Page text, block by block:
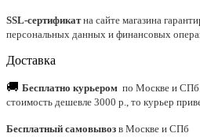
SSL-сертификатна сайте магазина
персональных данных и финансовых
Доставка
🚚 Бесплатно курьером по Москве и СПб
стоимость дешевле 3000 р., то курьер
Бесплатный самовывоз в Москве и СПб